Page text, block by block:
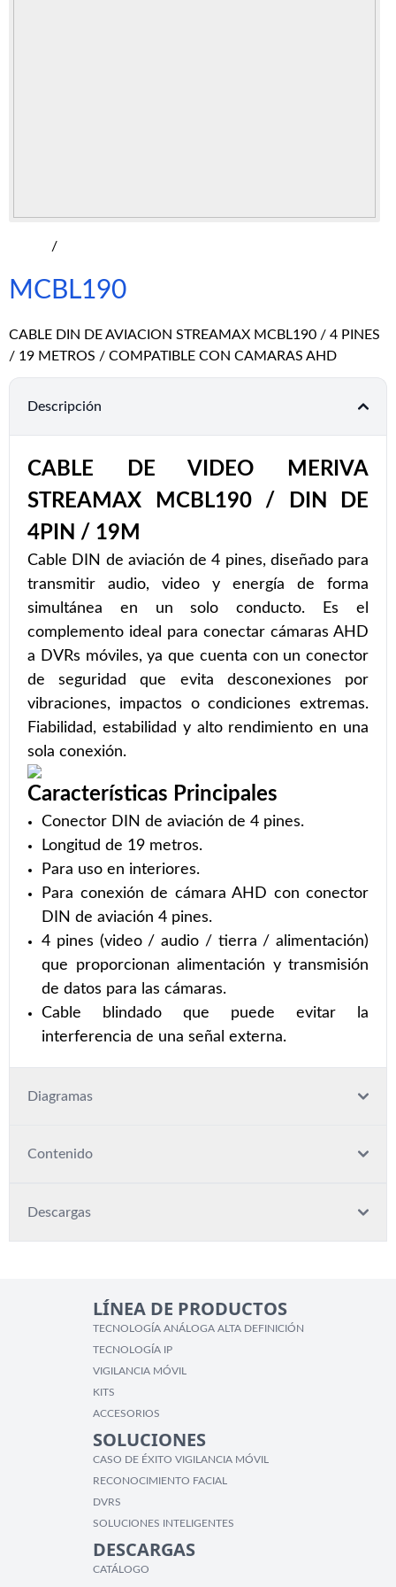
/
MCBL190
CABLE DIN DE AVIACION STREAMAX MCBL190 / 4 PINES
/ 19 METROS / COMPATIBLE CON CAMARAS AHD
Descripción
CABLE DE VIDEO MERIVA
STREAMAX MCBL190 / DIN DE
4PIN / 19M
Cable DIN de aviación de 4 pines, diseñado para
transmitir audio, video y energía de forma
simultánea en un solo conducto. Es el
complemento ideal para conectar cámaras AHD
a DVRs móviles, ya que cuenta con un conector
de seguridad que evita desconexiones por
vibraciones, impactos o condiciones extremas.
Fiabilidad, estabilidad y alto rendimiento en una
sola conexión.
Características Principales
Conector DIN de aviación de 4 pines.
Longitud de 19 metros.
Para uso en interiores.
Para conexión de cámara AHD con conector
DIN de aviación 4 pines.
4 pines (video / audio / tierra / alimentación)
que proporcionan alimentación y transmisión
de datos para las cámaras.
Cable blindado que puede evitar la
interferencia de una señal externa.
Diagramas
Contenido
Descargas
LÍNEA DE PRODUCTOS
TECNOLOGÍA ANÁLOGA ALTA DEFINICIÓN
TECNOLOGÍA IP
VIGILANCIA MÓVIL
KITS
ACCESORIOS
SOLUCIONES
CASO DE ÉXITO VIGILANCIA MÓVIL
RECONOCIMIENTO FACIAL
DVRS
SOLUCIONES INTELIGENTES
DESCARGAS
CATÁLOGO